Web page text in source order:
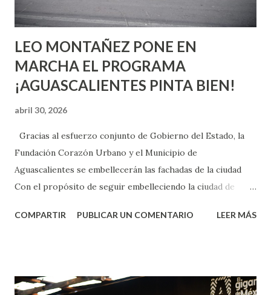
son suficientemen...
LEO MONTAÑEZ PONE EN
MARCHA EL PROGRAMA
¡AGUASCALIENTES PINTA BIEN!
abril 30, 2026
Gracias al esfuerzo conjunto de Gobierno del Estado, la
Fundación Corazón Urbano y el Municipio de
Aguascalientes se embellecerán las fachadas de la ciudad
Con el propósito de seguir embelleciendo la ciudad de
municipal, Leo Montañez dio inicio al programa
Corazón Urbano y el Municipio capital. Leo Montañez
COMPARTIR PUBLICAR UN COMENTARIO LEER MÁS